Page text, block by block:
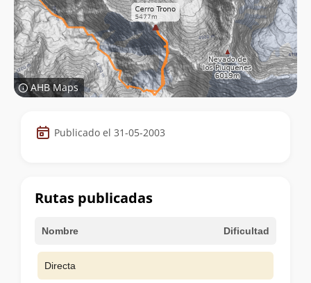
AHB Maps
Datos
de
cumbre
Publicado el 31-05-2003
Rutas publicadas
Nombre Dificultad
Directa